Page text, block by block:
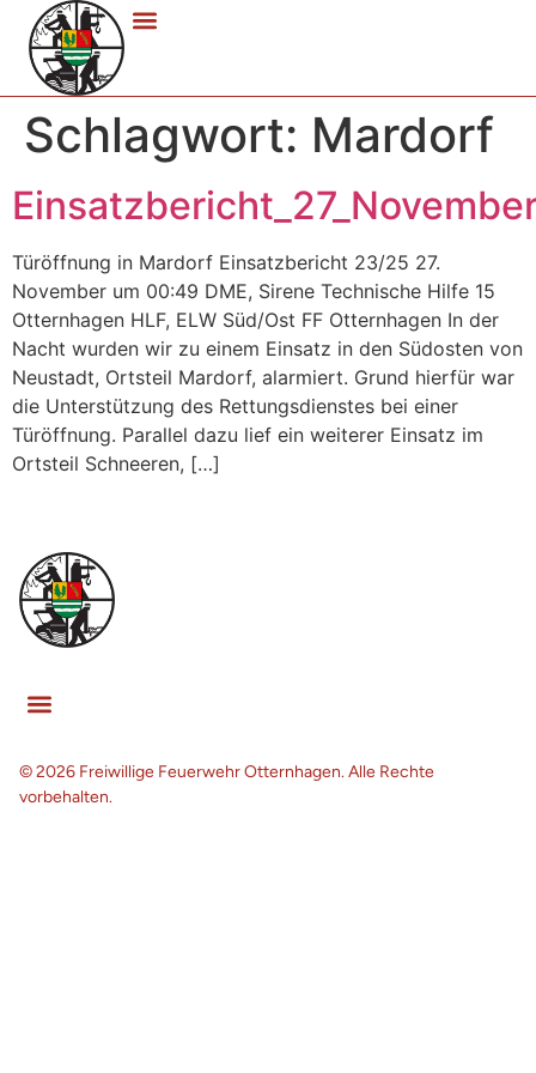
Schlagwort: Mardorf
Türöffnung in Mardorf Einsatzbericht 23/25 27.
November um 00:49 DME, Sirene Technische Hilfe 15
Otternhagen HLF, ELW Süd/Ost FF Otternhagen In der
Nacht wurden wir zu einem Einsatz in den Südosten von
Neustadt, Ortsteil Mardorf, alarmiert. Grund hierfür war
die Unterstützung des Rettungsdienstes bei einer
Türöffnung. Parallel dazu lief ein weiterer Einsatz im
Ortsteil Schneeren, […]
© 2026 Freiwillige Feuerwehr Otternhagen. Alle Rechte
vorbehalten.